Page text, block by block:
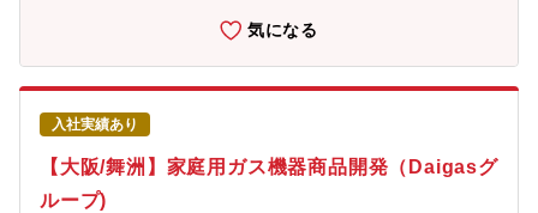
です。◆仕事内容上位者の指導の下、工業デザインのデザイン推
進、およびデザイン発の新商品企画に向けた先行デザインコンセ
プト創出を行っていただきます。【職務詳細】1）工業デザインの
推進① ハードウェア商品のデザイン・マーケティング、商品企
画、製品開発部門等からの依頼に対し、自律的に工業デザインを
推進する。・社外デザインファームとの連携に向けて仕様を設定
し、発注・品質・納品を推進管理する。・ロゴやラベル、印刷等
のハードウェア周辺グラフィックデザインを推進する。② デザイ
ンプロセスの立案と改善・デザイン業務のプロセス改善を企画推
気になる
入社実績あり
【大阪/舞洲】家庭用ガス機器商品開発（Daigasグ
ループ)